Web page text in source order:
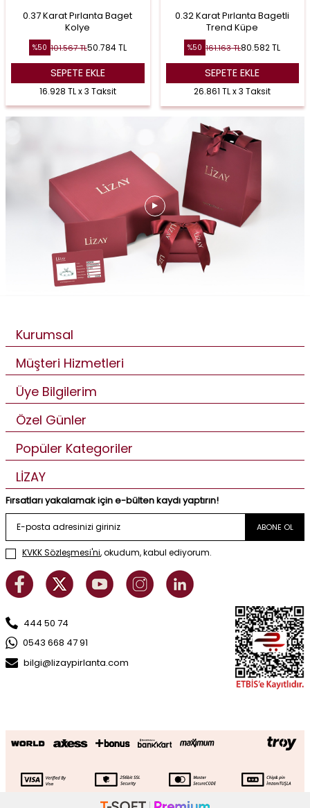
0.37 Karat Pırlanta Baget
Kolye
%50 101.567TL50.784TL
SEPETE EKLE
16.928 TL x 3 Taksit
0.32 Karat Pırlanta Bagetli
Trend Küpe
%50 161.163TL80.582TL
SEPETE EKLE
26.861 TL x 3 Taksit
Kurumsal
Müşteri Hizmetleri
Üye Bilgilerim
Özel Günler
Popüler Kategoriler
LİZAY
Fırsatları yakalamak için e-bülten kaydı yaptırın!
ABONE OL
KVKK Sözleşmesi'ni, okudum, kabul ediyorum.
444 50 74
0543 668 47 91
bilgi@lizaypirlanta.com